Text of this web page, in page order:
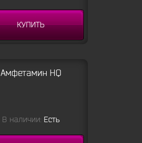
КУПИТЬ
Амфетамин HQ
В наличии: Есть